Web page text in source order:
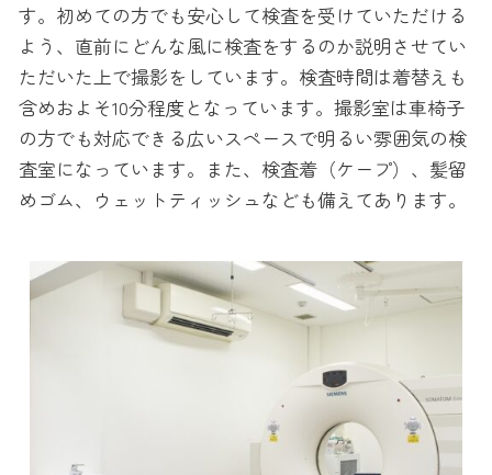
す。初めての方でも安心して検査を受けていただける
よう、直前にどんな風に検査をするのか説明させてい
ただいた上で撮影をしています。検査時間は着替えも
含めおよそ10分程度となっています。撮影室は車椅子
の方でも対応できる広いスペースで明るい雰囲気の検
査室になっています。また、検査着（ケープ）、髪留
めゴム、ウェットティッシュなども備えてあります。